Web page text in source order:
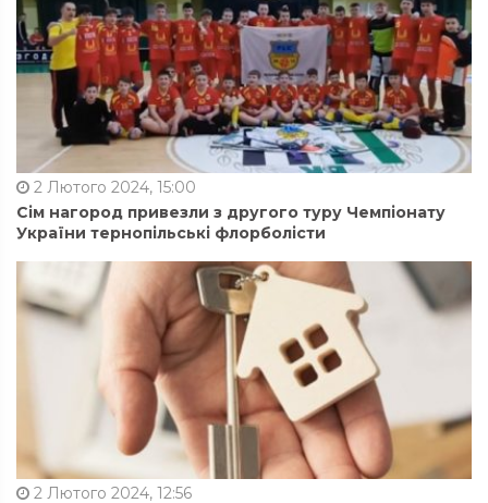
2 Лютого 2024, 15:00
Сім нагород привезли з другого туру Чемпіонату
України тернопільські флорболісти
2 Лютого 2024, 12:56